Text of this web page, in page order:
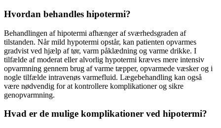
Hvordan behandles hipotermi?
Behandlingen af hipotermi afhænger af sværhedsgraden af
tilstanden. Når mild hypotermi opstår, kan patienten opvarmes
gradvist ved hjælp af tør, varm påklædning og varme drikke. I
tilfælde af moderat eller alvorlig hypotermi kræves mere intensiv
opvarmning gennem brug af varme tæpper, opvarmede væsker og i
nogle tilfælde intravenøs varmefluid. Lægebehandling kan også
være nødvendig for at kontrollere komplikationer og sikre
genopvarmning.
Hvad er de mulige komplikationer ved hipotermi?